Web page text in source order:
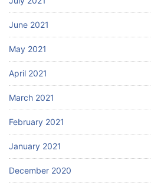
June 2021
May 2021
April 2021
March 2021
February 2021
January 2021
December 2020